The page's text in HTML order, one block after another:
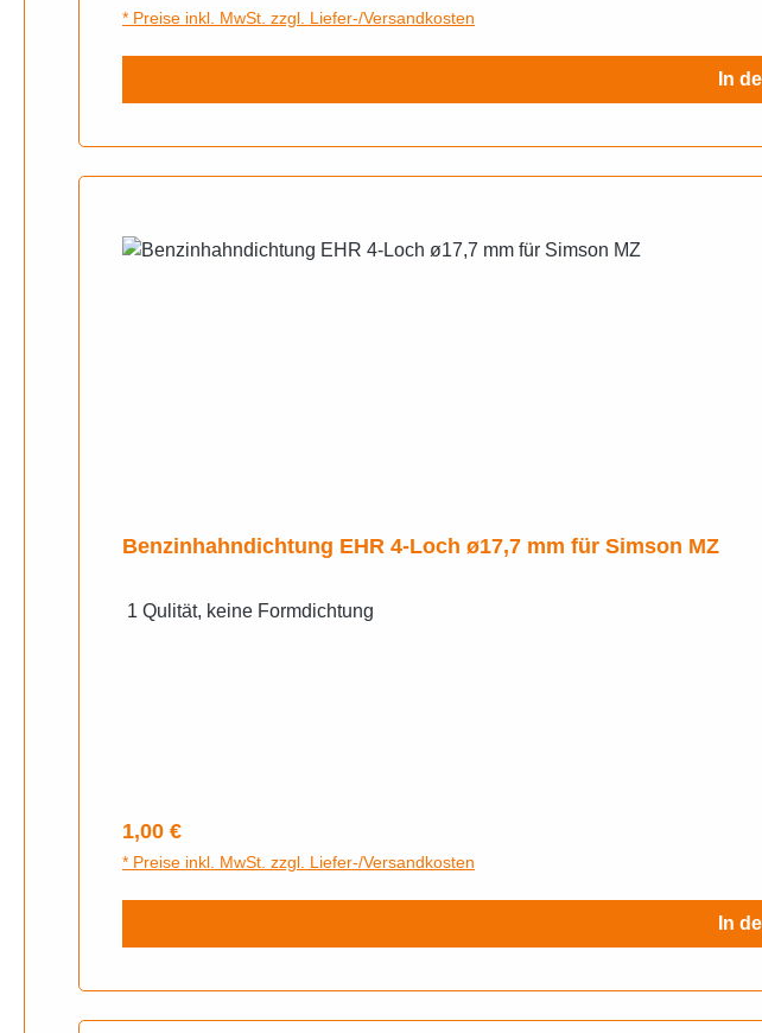
* Preise inkl. MwSt. zzgl. Liefer-/Versandkosten
In
Benzinhahndichtung EHR 4-Loch ø17,7 mm für Simson MZ
1 Qulität, keine Formdichtung
Regulärer Preis:
1,00 €
* Preise inkl. MwSt. zzgl. Liefer-/Versandkosten
In